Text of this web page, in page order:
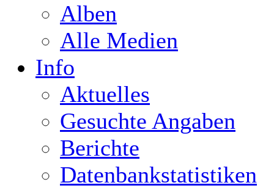
Alben
Alle Medien
Info
Aktuelles
Gesuchte Angaben
Berichte
Datenbankstatistiken